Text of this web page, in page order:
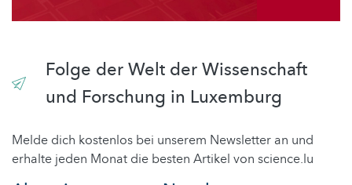
Folge der Welt der Wissenschaft
und Forschung in Luxemburg
Melde dich kostenlos bei unserem Newsletter an und
erhalte jeden Monat die besten Artikel von science.lu